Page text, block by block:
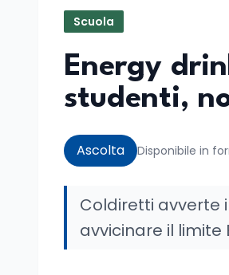
Scuola
Energy
studenti,
Ascolta Disponibile in
Coldiretti avverte
avvicinare il limite